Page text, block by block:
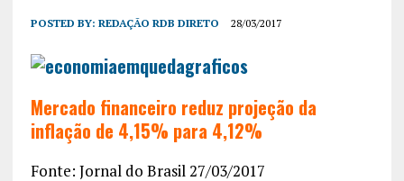
POSTED BY: REDAÇÃO RDB DIRETO 28/03/2017
Mercado financeiro reduz projeção da
inflação de 4,15% para 4,12%
Fonte: Jornal do Brasil 27/03/2017